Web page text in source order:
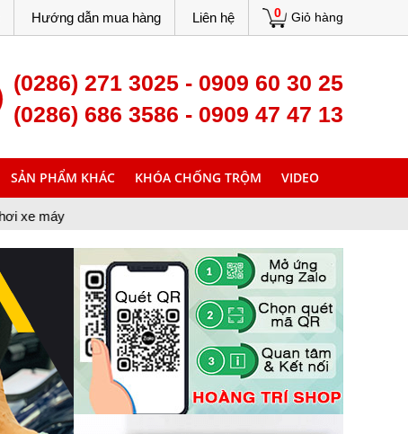
0 Giỏ hàng
Hướng dẫn mua hàng Liên hệ
(0286) 271 3025 - 0909 60 30 25
(0286) 686 3586 - 0909 47 47 13
SẢN PHẨM KHÁC KHÓA CHỐNG TRỘM VIDEO